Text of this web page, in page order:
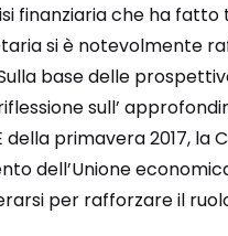
finanziaria che ha
si è notevolmente
base delle
sull’
della primavera 2017,
dell’Unione
per rafforzare il